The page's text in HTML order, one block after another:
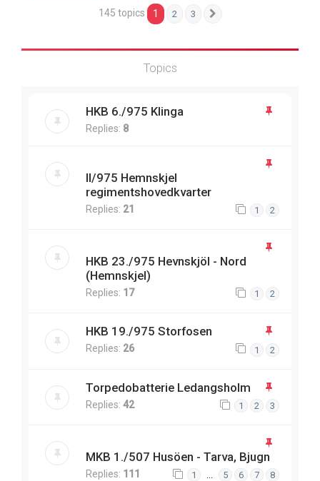
145 topics 1 2 3
Topics
HKB 6./975 Klinga
Replies: 8
II/975 Hemnskjel
regimentshovedkvarter
Replies: 21 1 2
HKB 23./975 Hevnskjöl - Nord
(Hemnskjel)
Replies: 17 1 2
HKB 19./975 Storfosen
Replies: 26 1 2
Torpedobatterie Ledangsholm
Replies: 42 1 2 3
MKB 1./507 Husöen - Tarva, Bjugn
Replies: 111 1 5 6 7 8